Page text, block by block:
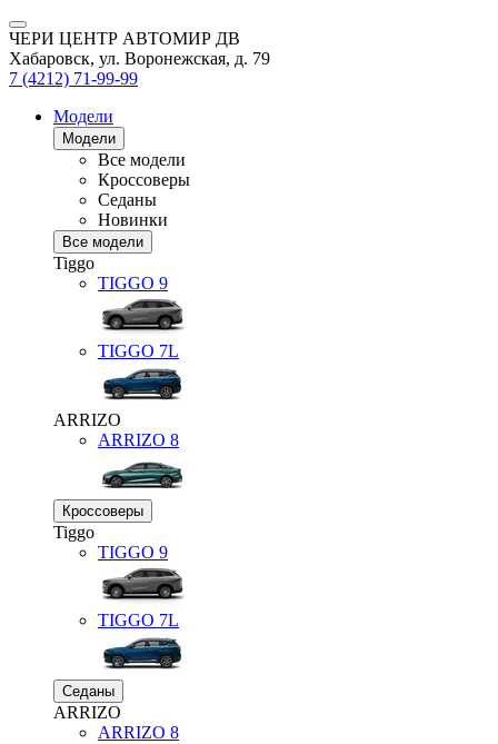
ЧЕРИ ЦЕНТР АВТОМИР ДВ
Хабаровск, ул. Воронежская, д. 79
7 (4212) 71-99-99
Модели
Модели
Все модели
Кроссоверы
Седаны
Новинки
Все модели
Tiggo
TIGGO 9
TIGGO 7L
ARRIZO
ARRIZO 8
Кроссоверы
Tiggo
TIGGO 9
TIGGO 7L
Седаны
ARRIZO
ARRIZO 8